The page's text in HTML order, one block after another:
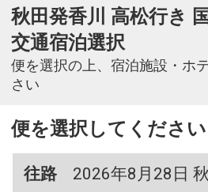
秋田発香川 高松行き
交通宿泊選択
便を選択の上、宿泊施設・ホ
さい
便を選択してください
往路
2026年8月28日